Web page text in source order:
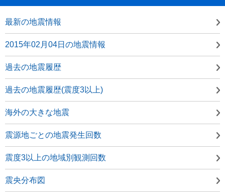
最新の地震情報
2015年02月04日の地震情報
過去の地震履歴
過去の地震履歴(震度3以上)
海外の大きな地震
震源地ごとの地震発生回数
震度3以上の地域別観測回数
震央分布図